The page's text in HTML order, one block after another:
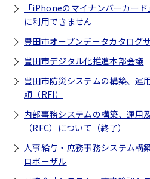
「iPhoneのマイナンバーカー
に利用できません
豊田市オープンデータカタログ
豊田市デジタル化推進本部会議
豊田市防災システムの構築、運
頼（RFI）
内部事務システムの構築、運用
（RFC）について（終了）
人事給与・庶務事務システム構
ロポーザル